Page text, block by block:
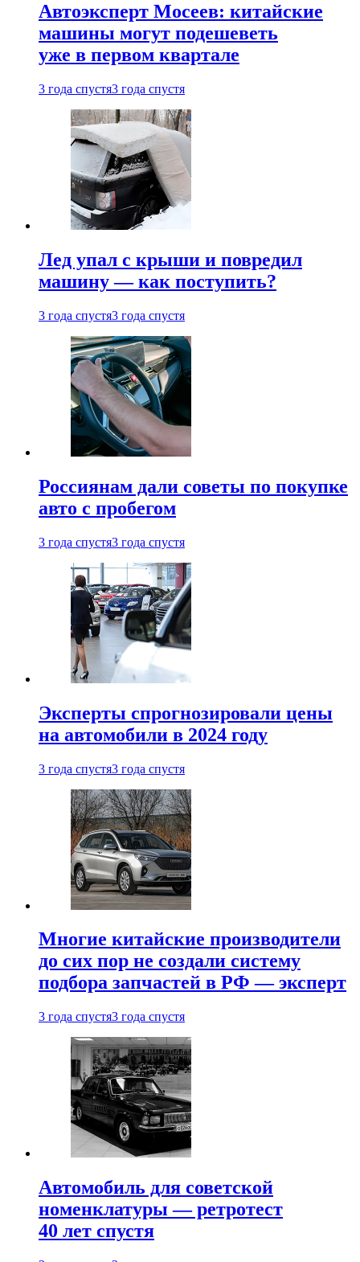
Автоэксперт Мосеев: китайские
машины могут подешеветь
уже в первом квартале
3 года спустя3 года спустя
Лед упал с крыши и повредил
машину — как поступить?
3 года спустя3 года спустя
Россиянам дали советы по покупке
авто с пробегом
3 года спустя3 года спустя
Эксперты спрогнозировали цены
на автомобили в 2024 году
3 года спустя3 года спустя
Многие китайские производители
до сих пор не создали систему
подбора запчастей в РФ — эксперт
3 года спустя3 года спустя
Автомобиль для советской
номенклатуры — ретротест
40 лет спустя